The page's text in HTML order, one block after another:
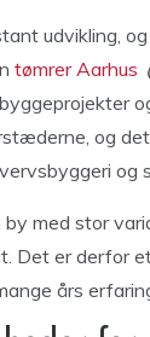
udvikling,
tømrer Aarhus
og
og
by med stor
Det er derfor
års